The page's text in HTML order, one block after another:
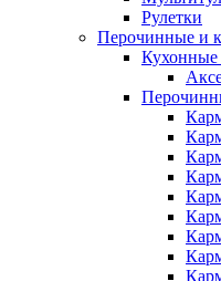
Рулетки
Перочинные и